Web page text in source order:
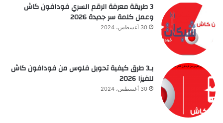
3 طريقة معرفة الرقم السري فودافون كاش
وعمل كلمة سر جديدة 2026
30 أغسطس، 2024
بـ3 طرق كيفية تحويل فلوس من فودافون كاش
للفيزا 2026
30 أغسطس، 2024